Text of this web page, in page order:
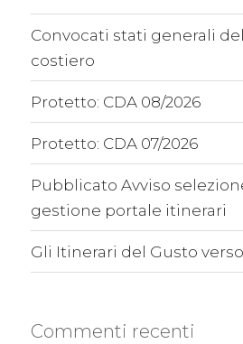
Convocati stati generali
costiero
Protetto: CDA 08/2026
Protetto: CDA 07/2026
Pubblicato Avviso
gestione portale itinerari
Gli Itinerari del Gusto
Commenti recenti